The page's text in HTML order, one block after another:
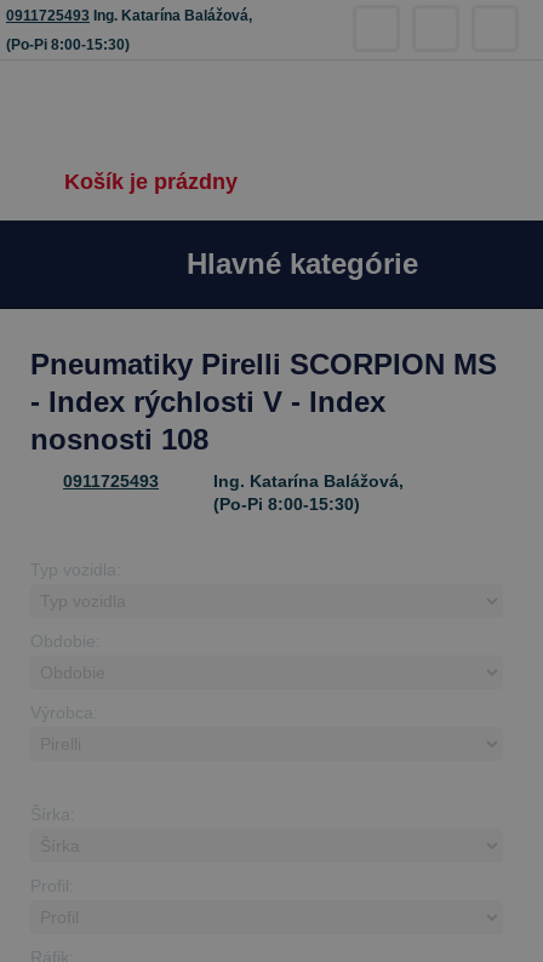
0911725493 Ing. Katarína Balážová,
(Po-Pi 8:00-15:30)
Košík je prázdny
Hlavné kategórie
Pneumatiky Pirelli SCORPION MS
- Index rýchlosti V - Index
nosnosti 108
0911725493
Ing. Katarína Balážová,
(Po-Pi 8:00-15:30)
Typ vozidla:
Obdobie:
Výrobca:
Šírka:
Profil:
Ráfik: